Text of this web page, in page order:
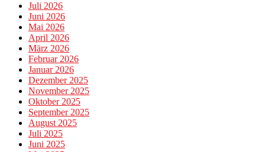
Juli 2026
Juni 2026
Mai 2026
April 2026
März 2026
Februar 2026
Januar 2026
Dezember 2025
November 2025
Oktober 2025
September 2025
August 2025
Juli 2025
Juni 2025